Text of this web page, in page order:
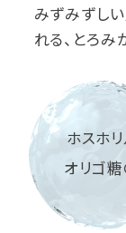
みずみずしい
れる、とろ
ホスホリ
オリゴ糖